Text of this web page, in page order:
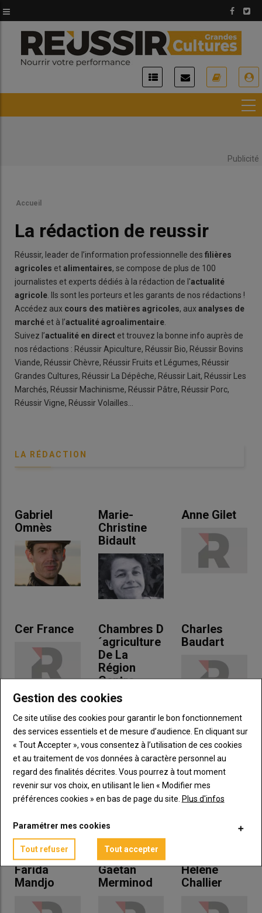
au
contenu
principal
Publicité
Accueil
La rédaction de reussir
Réussir, leader de l’information professionnelle des filières
agricoles etalimentaires, se compose de plus de 100
journalistes et experts dédiés à la rédaction de l'actualité
agricole . Ils sont les porteurs et les garants de nos rédactions !
Accédez aux cours des matières agricoles, auxanalyses de
marché et à l’actualité agroalimentaire
Suivez l’actualité en direct et trouvez la bonne info auprès de
nos rédactions : Réussir Apiculture, Réussir Bio, Réussir Bovins
Viande, Réussir Chèvre, Réussir Fruits et Légumes, Réussir
Grandes Cultures, Réussir La Dépêche, Réussir Lait, Réussir Les
Marchés, Réussir Machinisme, Réussir Pâtre, Réussir Porc,
Réussir Vigne, Réussir Volailles…
LA RÉDACTION
Gabriel
Omnès
Marie-
Christine
Bidault
Anne Gilet
Cer France
Chambres D
´agriculture
De La
Région
Centre
Charles
Baudart
Christian
Gloria
Contenu
Partenaire
Emmanuel
Dessein
Farida
Mandjo
Gaétan
Merminod
Hélène
Challier
Gestion des cookies
Ce site utilise des cookies pour garantir le bon fonctionnement
des services essentiels et de mesure d’audience. En cliquant sur
« Tout Accepter », vous consentez à l’utilisation de ces cookies
et au traitement de vos données à caractère personnel au
regard des finalités décrites. Vous pourrez à tout moment
revenir sur vos choix, en utilisant le lien « Modifier mes
préférences cookies » en bas de page du site. Plus d'infos
Paramétrer mes cookies
Tout refuser Tout accepter